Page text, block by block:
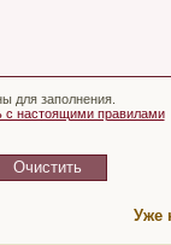
для заполнения.
с настоящими правилами
Уже